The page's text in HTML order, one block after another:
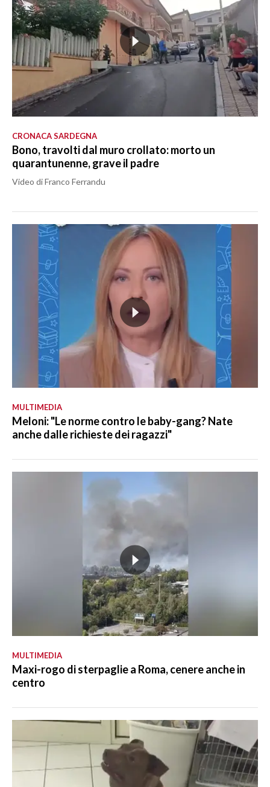
CRONACA SARDEGNA
Bono, travolti dal muro crollato: morto un
quarantunenne, grave il padre
Video di Franco Ferrandu
MULTIMEDIA
Meloni: "Le norme contro le baby-gang? Nate
anche dalle richieste dei ragazzi"
MULTIMEDIA
Maxi-rogo di sterpaglie a Roma, cenere anche in
centro